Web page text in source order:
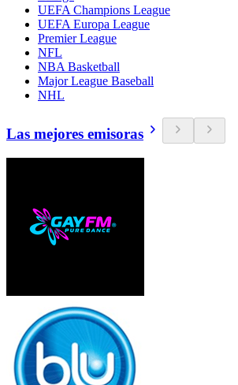
UEFA Champions League
UEFA Europa League
Premier League
NFL
NBA Basketball
Major League Baseball
NHL
Las mejores emisoras